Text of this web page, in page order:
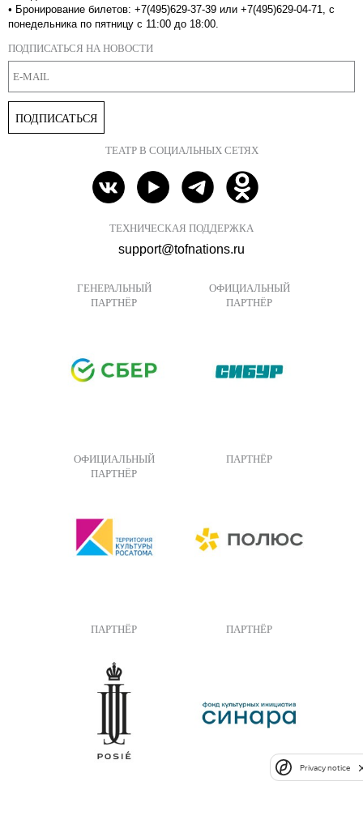
• Бронирование билетов: +7(495)629-37-39 или +7(495)629-04-71, с
понедельника по пятницу с 11:00 до 18:00.
ПОДПИСАТЬСЯ НА НОВОСТИ
ПОДПИСАТЬСЯ
ТЕАТР В СОЦИАЛЬНЫХ СЕТЯХ
ТЕХНИЧЕСКАЯ ПОДДЕРЖКА
support@tofnations.ru
ГЕНЕРАЛЬНЫЙ
ПАРТНЁР
ОФИЦИАЛЬНЫЙ
ПАРТНЁР
ОФИЦИАЛЬНЫЙ
ПАРТНЁР
ПАРТНЁР
ПАРТНЁР ПАРТНЁР
Privacy notice